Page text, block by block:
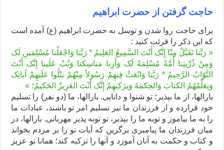
حاجت گرفتن از حضرت ابراهیم
برای حاجت روا شدن و توسل به حضرت ابراهیم (ع) آمده است
که این ذکر را قرئت کنید :
« رَبَّنا تَقَبَّلْ مِنّا إِنَّک أَنْتَ السَّمِیعُ العَلِیمُ * رَبَّنا وَاجْعَلْنا مُسْلِمَینِ لَک
وَمِنْ ذُرِّیتِنا أُمَّةً مُسْلِمَةً لَک وَأَرِنا مَناسِکنا وَتُبْ عَلَینا إِنَّک أَنْتَ
التَّوّابُ الرَّحِیمُ * رَبَّنا وَابْعَثْ فِیهِمْ رَسُولاً مِنْهُمْ یتْلُوا عَلَیهِمْ آیاتِک
وَیعَلِّمُهُمُ الکتابَ وَالحِکمَةَ وَیزَکیهِمْ إِنَّک أَنْتَ العَزِیزُ الحَکیمُ؛ »
بارالها، از ما بپذیر؛ تو شنوا و دانایی. بارالها، ما (دو نفر) را تسلیم
خود قرارده و از فرزندان ما نیز تسلیم امر تو باشند، عبادات ما
را به ما بیاموز و توبه ما را بپذیر، تو توبه پذیر مهربانی. بارالها، در
میان فرزندان ما پیامبری برگزین که آیات تو را بر مردم بخواند
و کتاب و حکمت به آنان آموزد و آنها را تزکیه کند؛ همانا تو عزیز